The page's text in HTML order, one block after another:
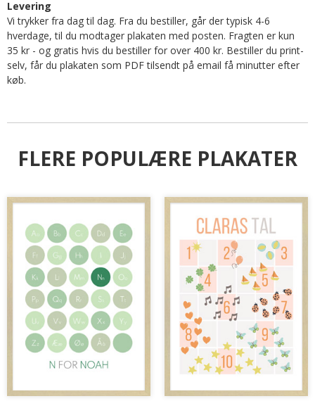
Levering
Vi trykker fra dag til dag. Fra du bestiller, går der typisk 4-6
hverdage, til du modtager plakaten med posten. Fragten er kun
35 kr - og gratis hvis du bestiller for over 400 kr. Bestiller du print-
selv, får du plakaten som PDF tilsendt på email få minutter efter
køb.
FLERE POPULÆRE PLAKATER